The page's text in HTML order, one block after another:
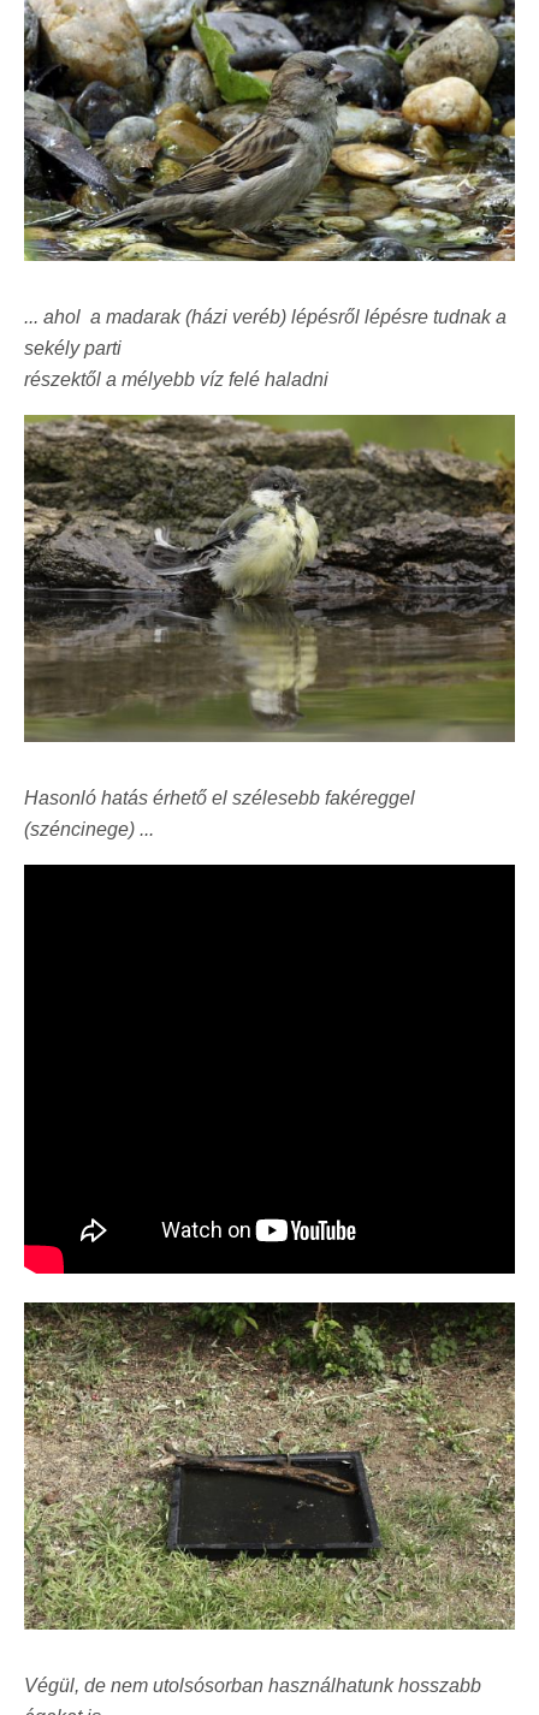
... ahol a madarak (házi veréb) lépésről lépésre tudnak a
sekély parti
részektől a mélyebb víz felé haladni
Hasonló hatás érhető el szélesebb fakéreggel
(széncinege) ...
Végül, de nem utolsósorban használhatunk hosszabb